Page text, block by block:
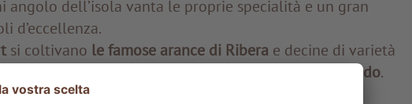
angolo dell’isola vanta le proprie specialità e un gran
d’eccellenza.
si coltivano le famose arance di Riberae decine di varietà
mandorle, fichi e vini apprezzati in tutto il mondo.